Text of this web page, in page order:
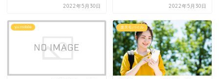
2022年5月30日 2022年5月30日
y.u mobile 楽天モバイル